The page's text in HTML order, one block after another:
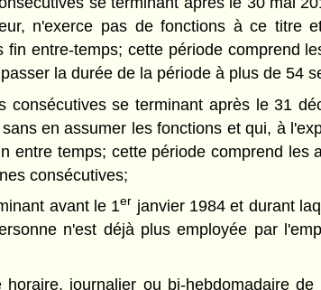
n'exerce pas de fonctions à ce titre
fin entre-temps; cette période comprend
la durée de la période à plus de 54
consécutives se terminant après le 31
en assumer les fonctions et qui, à
entre temps; cette période comprend
consécutives;
avant le 1er janvier 1984 et durant
n'est déjà plus employée par
journalier ou bi-hebdomadaire